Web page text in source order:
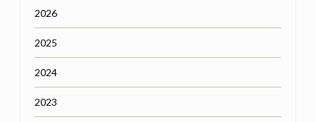
2026
2025
2024
2023